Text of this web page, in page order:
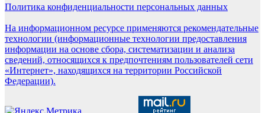
Политика конфиденциальности персональных данных
На информационном ресурсе применяются рекомендательные
технологии (информационные технологии предоставления
информации на основе сбора, систематизации и анализа
сведений, относящихся к предпочтениям пользователей сети
«Интернет», находящихся на территории Российской
Федерации).